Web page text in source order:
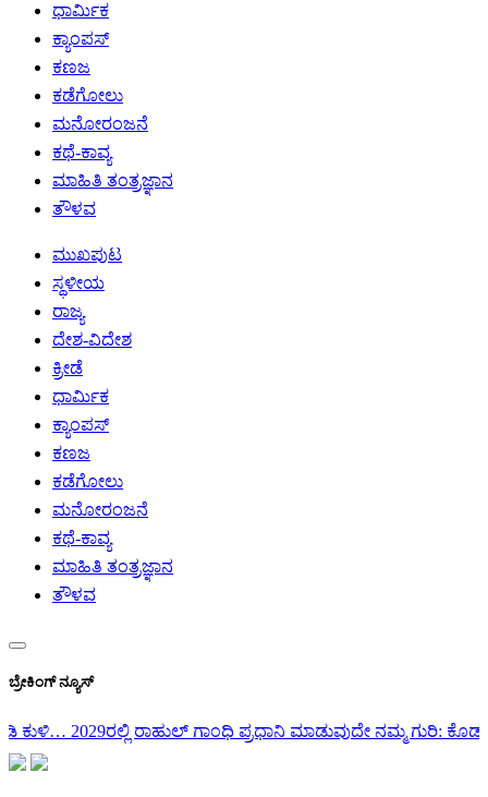
ಧಾರ್ಮಿಕ
ಕ್ಯಾಂಪಸ್
ಕಣಜ
ಕಡೆಗೋಲು
ಮನೋರಂಜನೆ
ಕಥೆ-ಕಾವ್ಯ
ಮಾಹಿತಿ ತಂತ್ರಜ್ಞಾನ
ತೌಳವ
ಮುಖಪುಟ
ಸ್ಥಳೀಯ
ರಾಜ್ಯ
ದೇಶ-ವಿದೇಶ
ಕ್ರೀಡೆ
ಧಾರ್ಮಿಕ
ಕ್ಯಾಂಪಸ್
ಕಣಜ
ಕಡೆಗೋಲು
ಮನೋರಂಜನೆ
ಕಥೆ-ಕಾವ್ಯ
ಮಾಹಿತಿ ತಂತ್ರಜ್ಞಾನ
ತೌಳವ
ಬ್ರೇಕಿಂಗ್ ನ್ಯೂಸ್
ಪ್ರಧಾನಿ ಮಾಡುವುದೇ ನಮ್ಮ ಗುರಿ: ಕೊಡಗು ಜಿಲ್ಲಾ ಉಸ್ತುವಾರಿ…ಮಹಾಮಳೆಗೆ